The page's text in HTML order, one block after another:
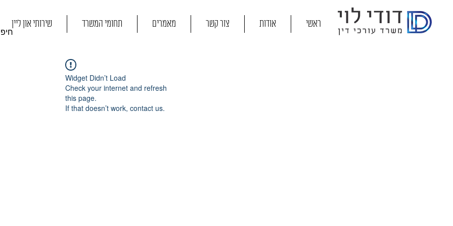
שירותי און ליין תחומי המשרד מאמרים צור קשר אודות ראשי
Widget Didn’t Load
Check your internet and refresh
this page.
If that doesn’t work, contact us.